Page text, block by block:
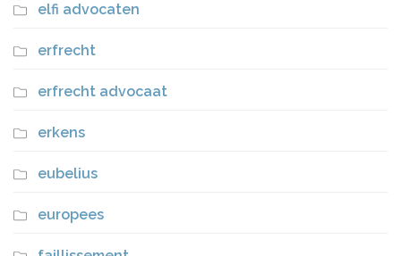
elfi advocaten
erfrecht
erfrecht advocaat
erkens
eubelius
europees